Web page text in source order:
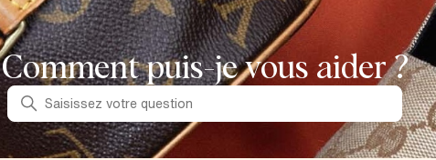
Comment puis-je vous aider ?
Recherche